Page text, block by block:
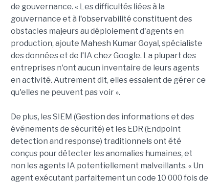
de gouvernance. « Les difficultés liées à la
gouvernance et à l'observabilité constituent des
obstacles majeurs au déploiement d'agents en
production, ajoute Mahesh Kumar Goyal, spécialiste
des données et de l'IA chez Google. La plupart des
entreprises n'ont aucun inventaire de leurs agents
en activité. Autrement dit, elles essaient de gérer ce
qu'elles ne peuvent pas voir ».
De plus, les SIEM (Gestion des informations et des
événements de sécurité) et les EDR (Endpoint
detection and response) traditionnels ont été
conçus pour détecter les anomalies humaines, et
non les agents IA potentiellement malveillants. « Un
agent exécutant parfaitement un code 10 000 fois de